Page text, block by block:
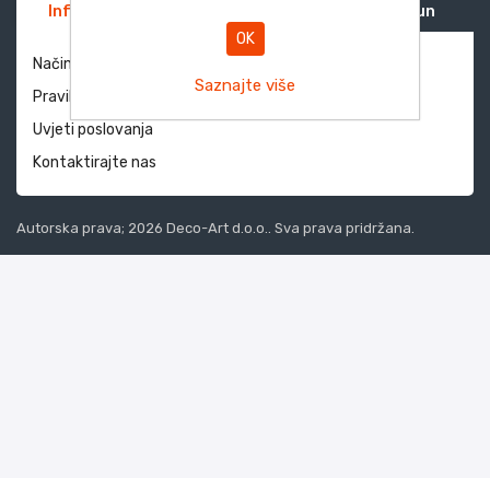
Informacije Moj račun
Način dostave i povrati
Pravila privatnosti
Uvjeti poslovanja
Kontaktirajte nas
Autorska prava; 2026 Deco-Art d.o.o.. Sva prava pridržana.
OK
Saznajte više